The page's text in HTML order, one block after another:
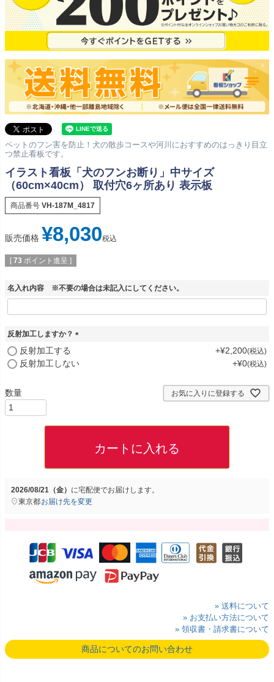
ペットのフン害を防止！犬の散歩コースや河川におすすめのはっきり目立
つ禁止看板です。
イラスト看板「犬のフンお断り」中サイズ
（60cm×40cm） 取付穴6ヶ所あり 表示板
商品番号 VH-187M_4817
販売価格 ¥8,030税込
[ 73 ポイント進呈 ]
名入れ内容 ※不要の場合は未記入にしてください。
反射加工しますか？
反射加工する +¥2,200 税込
反射加工しない +¥0 税込
お気に入りに登録する
カートに入れる
2026/08/21（金） に宅配便でお届けします。
東京都お届け先を変更
» 送料について
» お支払い方法について
» 領収書・請求書について
商品についてのお問い合わせ